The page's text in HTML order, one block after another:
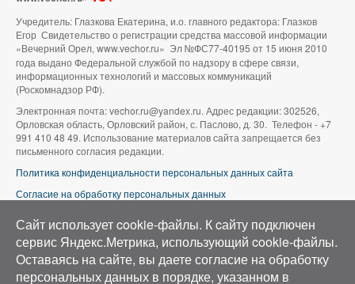
Учредитель: Глазкова Екатерина, и.о. главного редактора: Глазков
Егор Свидетельство о регистрации средства массовой информации
«Вечерний Орел, www.vechor.ru» Эл №ФС77-40195 от 15 июня 2010
года выдано Федеральной службой по надзору в сфере связи,
информационных технологий и массовых коммуникаций
(Роскомнадзор РФ).
Электронная почта: vechor.ru@yandex.ru. Адрес редакции: 302526,
Орловская область, Орловский район, с. Паслово, д. 30. Телефон - +7
991 410 48 49. Использование материалов сайта запрещается без
письменного согласия редакции.
Политика конфиденциальности персональных данных сайта
Согласие на обработку персональных данных
Аэросъемка в Орле»
Сайт использует cookie-файлы. К cайту подключен
сервис Яндекс.Метрика, использующий cookie-файлы.
Оставаясь на сайте, вы даете согласие на обработку
персональных данных в порядке, указанном в